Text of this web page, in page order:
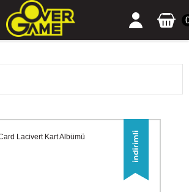
Lacivert Kart Albümü